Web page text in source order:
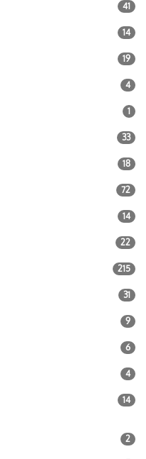
41
14
19
4
1
33
18
72
14
22
215
31
9
6
4
14
2